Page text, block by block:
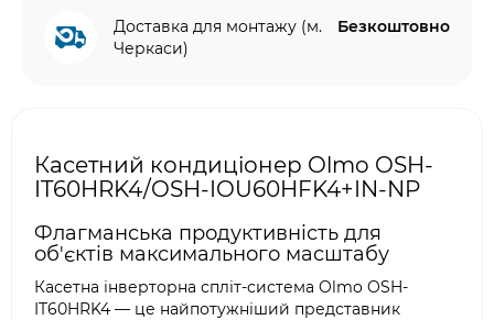
Доставка для монтажу (м.
Черкаси)
Безкоштовно
Касетний кондиціонер Olmo OSH-
IT60HRK4/OSH-IOU60HFK4+IN-NP
Флагманська продуктивність для
об'єктів максимального масштабу
Касетна інверторна спліт-система Olmo OSH-
IT60HRK4 — це найпотужніший представник